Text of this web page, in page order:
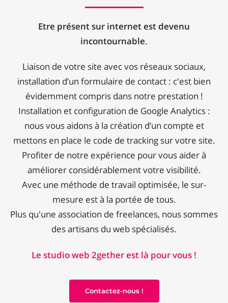
Etre présent sur internet est devenu
incontournable.
Liaison de votre site avec vos réseaux sociaux,
installation d’un formulaire de contact : c'est bien
évidemment compris dans notre prestation !
Installation et configuration de Google Analytics :
nous vous aidons à la création d’un compte et
mettons en place le code de tracking sur votre site.
Profiter de notre expérience pour vous aider à
améliorer considérablement votre visibilité.
Avec une méthode de travail optimisée, le sur-
mesure est à la portée de tous.
Plus qu'une association de freelances, nous sommes
des artisans du web spécialisés.
Le studio web 2gether est là pour vous !
Contactez-nous !